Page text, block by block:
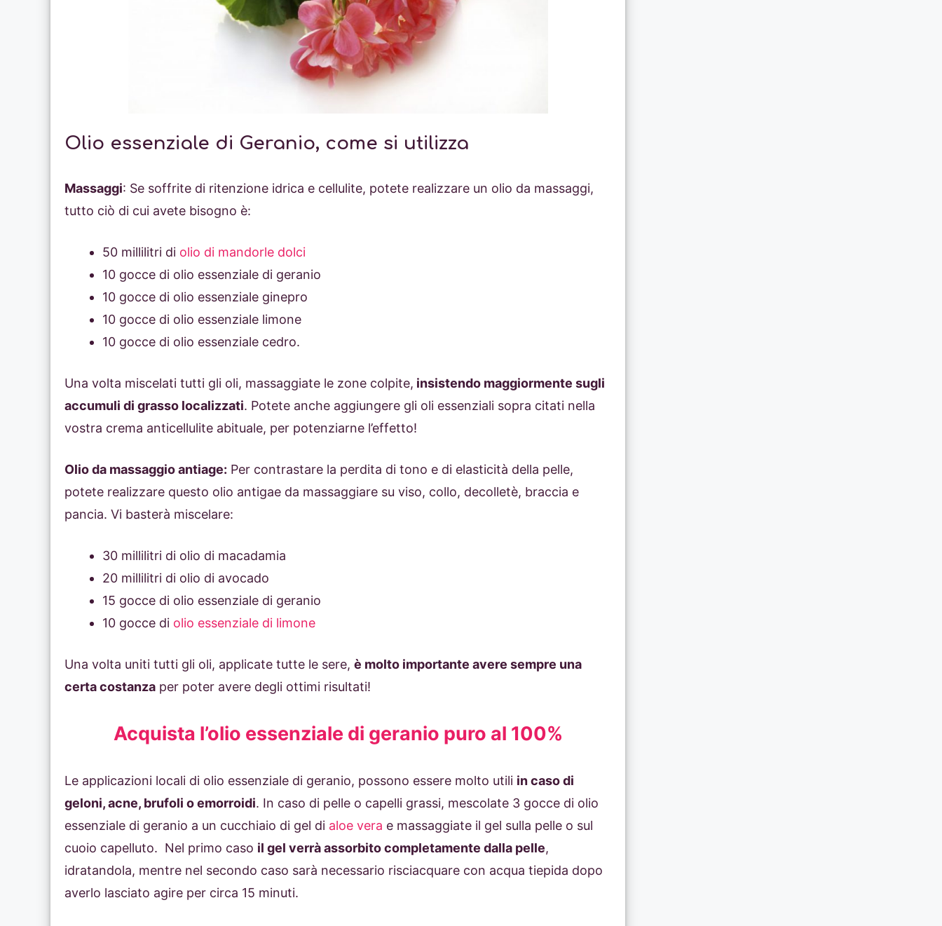
Olio essenziale di Geranio, come si utilizza
Massaggi: Se soffrite di ritenzione idrica e cellulite, potete realizzare un olio da massaggi,
tutto ciò di cui avete bisogno è:
50 millilitri di olio di mandorle dolci
10 gocce di olio essenziale di geranio
10 gocce di olio essenziale ginepro
10 gocce di olio essenziale limone
10 gocce di olio essenziale cedro.
Una volta miscelati tutti gli oli, massaggiate le zone colpite, insistendo maggiormente sugli
accumuli di grasso localizzati. Potete anche aggiungere gli oli essenziali sopra citati nella
vostra crema anticellulite abituale, per potenziarne l’effetto!
Olio da massaggio antiage: Per contrastare la perdita di tono e di elasticità della pelle,
potete realizzare questo olio antigae da massaggiare su viso, collo, decolletè, braccia e
pancia. Vi basterà miscelare:
30 millilitri di olio di macadamia
20 millilitri di olio di avocado
15 gocce di olio essenziale di geranio
10 gocce di olio essenziale di limone
Una volta uniti tutti gli oli, applicate tutte le sere, è molto importante avere sempre una
certa costanza per poter avere degli ottimi risultati!
Acquista l’olio essenziale di geranio puro al 100%
Le applicazioni locali di olio essenziale di geranio, possono essere molto utili in caso di
geloni, acne, brufoli o emorroidi. In caso di pelle o capelli grassi, mescolate 3 gocce di olio
essenziale di geranio a un cucchiaio di gel di aloe vera e massaggiate il gel sulla pelle o sul
cuoio capelluto. Nel primo caso il gel verrà assorbito completamente dalla pelle,
idratandola, mentre nel secondo caso sarà necessario risciacquare con acqua tiepida dopo
averlo lasciato agire per circa 15 minuti.